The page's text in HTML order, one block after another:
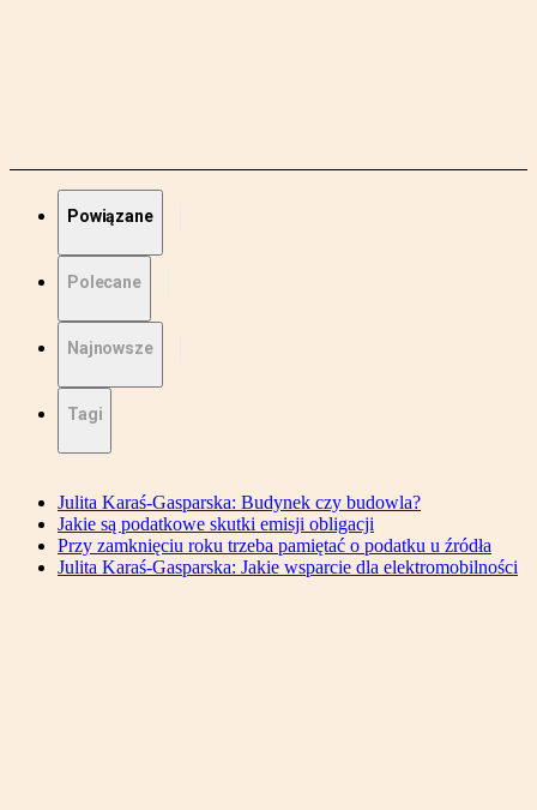
Powiązane
Polecane
Najnowsze
Tagi
Julita Karaś-Gasparska: Budynek czy budowla?
Jakie są podatkowe skutki emisji obligacji
Przy zamknięciu roku trzeba pamiętać o podatku u źródła
Julita Karaś-Gasparska: Jakie wsparcie dla elektromobilności